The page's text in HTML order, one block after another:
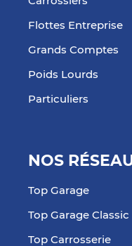
Flottes Entreprise
Grands Comptes
Poids Lourds
Particuliers
NOS
Top Garage
Top Garage Classic
Top Carrosserie